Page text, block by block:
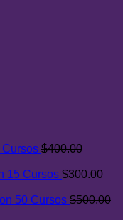
Cursos $400.00
15 Cursos $300.00
50 Cursos $500.00